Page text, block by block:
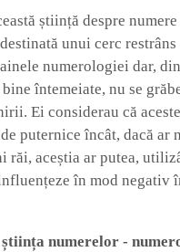
știință despre
unui cerc
numerologiei dar,
întemeiate, nu se
Ei considerau că
puternice încât, dacă ar
răi, aceștia ar putea,
în mod negativ
știința numerelor -